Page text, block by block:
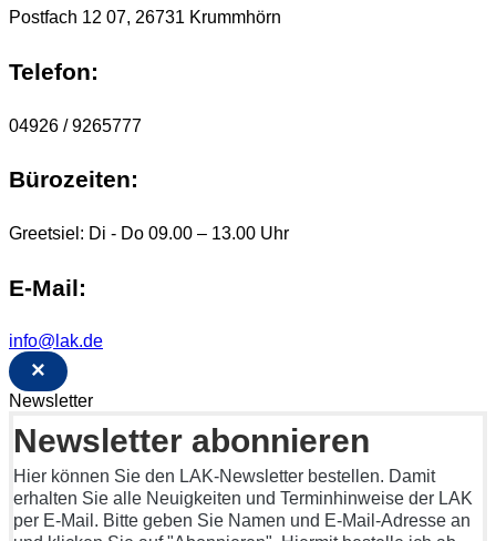
Postfach 12 07, 26731 Krummhörn
Telefon:
04926 / 9265777
Bürozeiten:
Greetsiel: Di - Do 09.00 – 13.00 Uhr
E-Mail:
info@lak.de
×
Newsletter
Newsletter abonnieren
Hier können Sie den LAK-Newsletter bestellen. Damit
erhalten Sie alle Neuigkeiten und Terminhinweise der LAK
per E-Mail. Bitte geben Sie Namen und E-Mail-Adresse an